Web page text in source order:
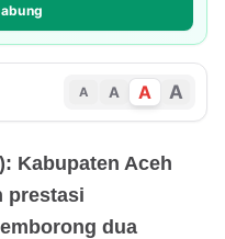
A A A A
): Kabupaten Aceh
prestasi
dua